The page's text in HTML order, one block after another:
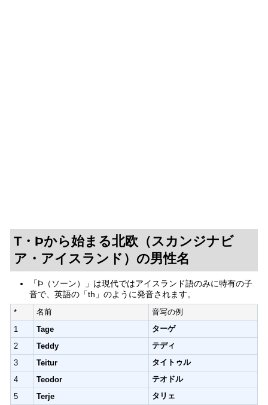
T・Þから始まる北欧（スカンジナビ
ア・アイスランド）の男性名
「Þ（ソーン）」は現代ではアイスランド語のみに特有の子
音で、英語の「th」のように発音されます。
* 名前
音写の例
1
Tage
ターゲ
2
Teddy
テディ
3
Teitur
タイトゥル
4
Teodor
テオドル
5
Terje
タリェ